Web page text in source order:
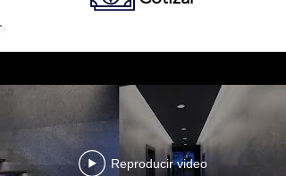
Reproducir video